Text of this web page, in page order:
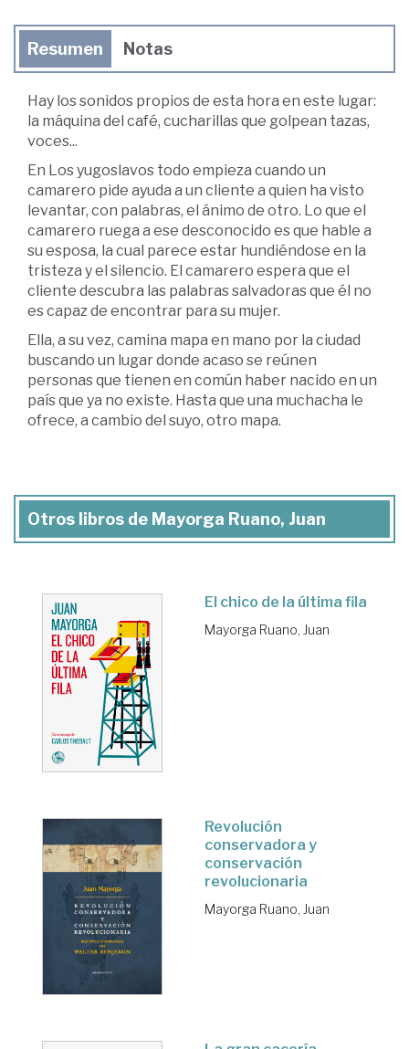
Resumen Notas
Hay los sonidos propios de esta hora en este lugar:
la máquina del café, cucharillas que golpean tazas,
voces...
En Los yugoslavos todo empieza cuando un
camarero pide ayuda a un cliente a quien ha visto
levantar, con palabras, el ánimo de otro. Lo que el
camarero ruega a ese desconocido es que hable a
su esposa, la cual parece estar hundiéndose en la
tristeza y el silencio. El camarero espera que el
cliente descubra las palabras salvadoras que él no
es capaz de encontrar para su mujer.
Ella, a su vez, camina mapa en mano por la ciudad
buscando un lugar donde acaso se reúnen
personas que tienen en común haber nacido en un
país que ya no existe. Hasta que una muchacha le
ofrece, a cambio del suyo, otro mapa.
Otros libros de Mayorga Ruano, Juan
El chico de la última fila
Mayorga Ruano, Juan
Revolución
conservadora y
conservación
revolucionaria
Mayorga Ruano, Juan